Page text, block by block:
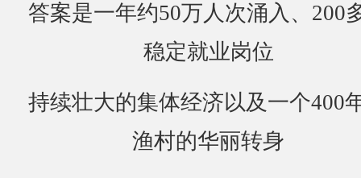
答案是一年约50万人次涌入、200
稳定就业岗位
持续壮大的集体经济以及一个400
渔村的华丽转身